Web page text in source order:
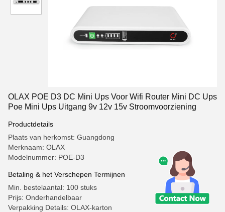
OLAX POE D3 DC Mini Ups Voor Wifi Router Mini DC Ups
Poe Mini Ups Uitgang 9v 12v 15v Stroomvoorziening
Productdetails
Plaats van herkomst: Guangdong
Merknaam: OLAX
Modelnummer: POE-D3
Betaling & het Verschepen Termijnen
Min. bestelaantal: 100 stuks
Prijs: Onderhandelbaar
Verpakking Details: OLAX-karton